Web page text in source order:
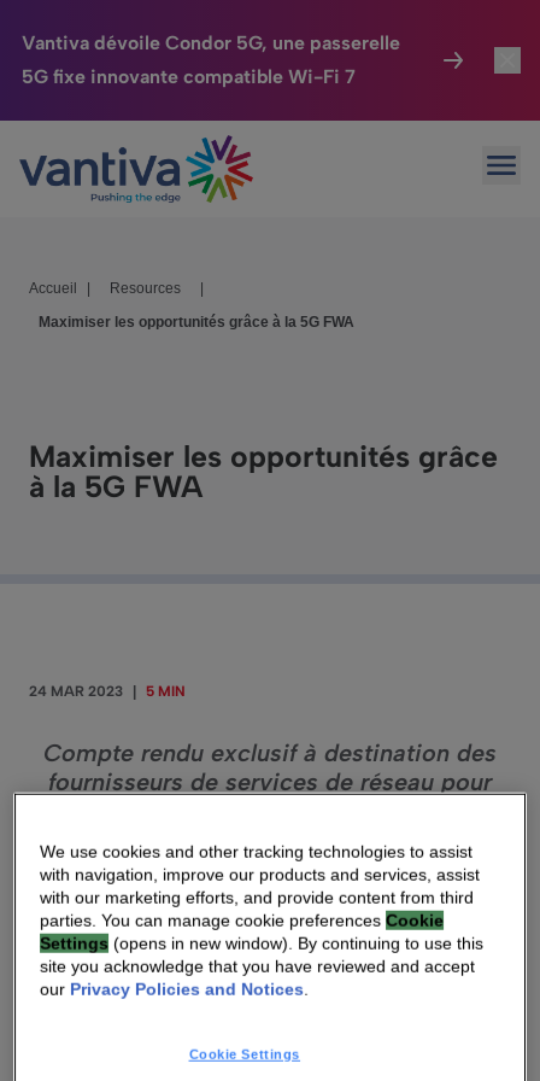
Vantiva dévoile Condor 5G, une passerelle
5G fixe innovante compatible Wi-Fi 7
Passer au contenu principal
Maison Connectée
HomeSight
Entreprise
Accueil Resources
Maximiser les opportunités grâce à la 5G FWA
Maximiser les opportunités grâce
à la 5G FWA
24 MAR 2023 5 MIN
Compte rendu exclusif à destination des
fournisseurs de services de réseau pour
technologies du câble et de la fibre à large
bande.
La 5G FWA (Fixed Wireless Access) est une
technologie à haut débit évolutive et rentable qui
offre aux fournisseurs de services de réseau du
monde entier un potentiel de croissance
maintenant inexploités – tels que les zones où la
We use cookies and other tracking technologies to assist
with navigation, improve our products and services, assist
with our marketing efforts, and provide content from third
parties. You can manage cookie preferencesCookie
Settings (opens in new window). By continuing to use this
site you acknowledge that you have reviewed and accept
our Privacy Policies and Notices.
Cookie Settings